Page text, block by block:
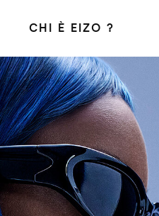
CHI È EIZO ?